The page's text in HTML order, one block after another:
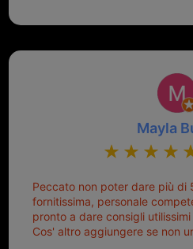
Sicuramente tornerò qui per
Mayla
Peccato non poter dare più di
fornitissima, personale
pronto a dare consigli
Cos' altro aggiungere se non